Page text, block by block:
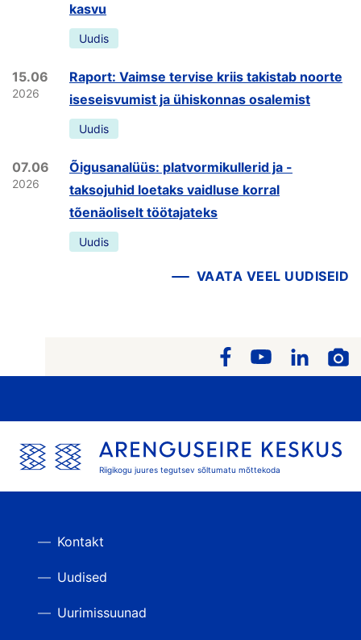
kasvu
Uudis
15.06
2026
Raport: Vaimse tervise kriis takistab noorte
iseseisvumist ja ühiskonnas osalemist
Uudis
07.06
2026
Õigusanalüüs: platvormikullerid ja -
taksojuhid loetaks vaidluse korral
tõenäoliselt töötajateks
Uudis
VAATA VEEL UUDISEID
Riigikogu juures tegutsev sõltumatu mõttekoda
Kontakt
Uudised
Uurimissuunad